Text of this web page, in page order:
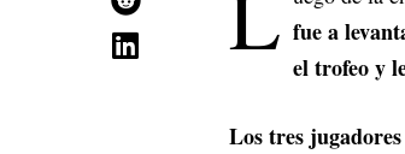
fue a
el trofeo y
Los tres